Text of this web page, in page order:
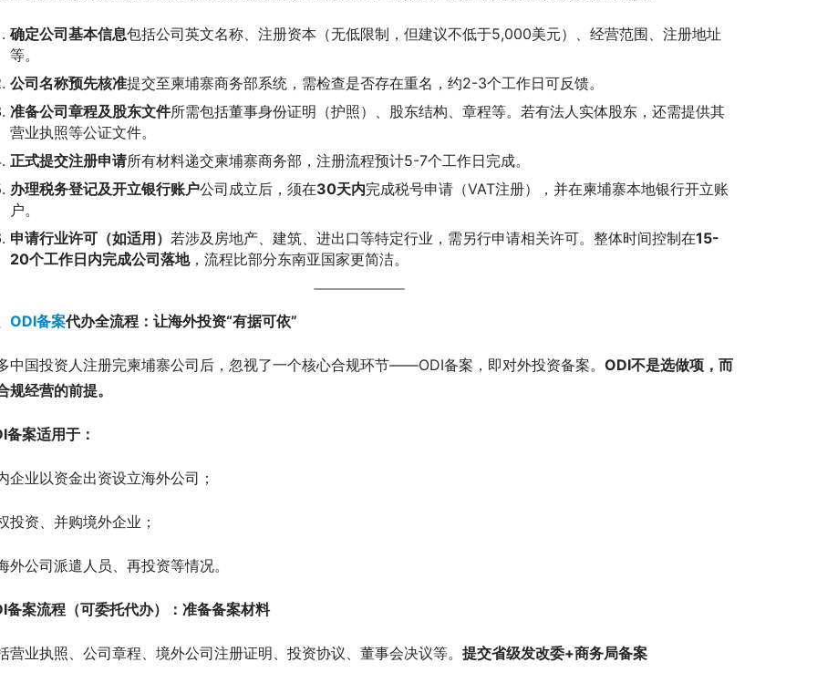
确定公司基本信息包括公司英文名称、注册资本（无低限制，但建议不低于5,000美元）、经营范围、注册地址
等。
公司名称预先核准提交至柬埔寨商务部系统，需检查是否存在重名，约2-3个工作日可反馈。
准备公司章程及股东文件所需包括董事身份证明（护照）、股东结构、章程等。若有法人实体股东，还需提供其
营业执照等公证文件。
正式提交注册申请所有材料递交柬埔寨商务部，注册流程预计5-7个工作日完成。
办理税务登记及开立银行账户公司成立后，须在30天内完成税号申请（VAT注册），并在柬埔寨本地银行开立账
户。
申请行业许可（如适用） 若涉及房地产、建筑、进出口等特定行业，需另行申请相关许可。整体时间控制在15-
20个工作日内完成公司落地，流程比部分东南亚国家更简洁。
ODI备案代办全流程：让海外投资“有据可依”
中国投资人注册完柬埔寨公司后，忽视了一个核心合规环节——ODI备案，即对外投资备案。 ODI不是选做项，而
规经营的前提。
备案适用于：
企业以资金出资设立海外公司；
投资、并购境外企业；
外公司派遣人员、再投资等情况。
备案流程（可委托代办）： 准备备案材料
营业执照、公司章程、境外公司注册证明、投资协议、董事会决议等。 提交省级发改委+商务局备案